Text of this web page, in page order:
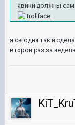
авики должны
я сегодня так и
второй раз за